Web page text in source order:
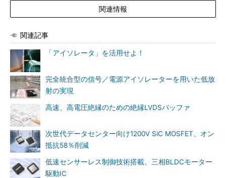
関連情報
関連記事
「アイソレータ」を活用せよ！
完全統合型の信号／電源アイソレーターを用いた低放
射の実現
高速、高電圧絶縁のための絶縁LVDSバッファ
次世代データセンター向け1200V SiC MOSFET、オン
抵抗58％削減
低速センサーレス制御技術搭載、三相BLDCモーター
駆動IC